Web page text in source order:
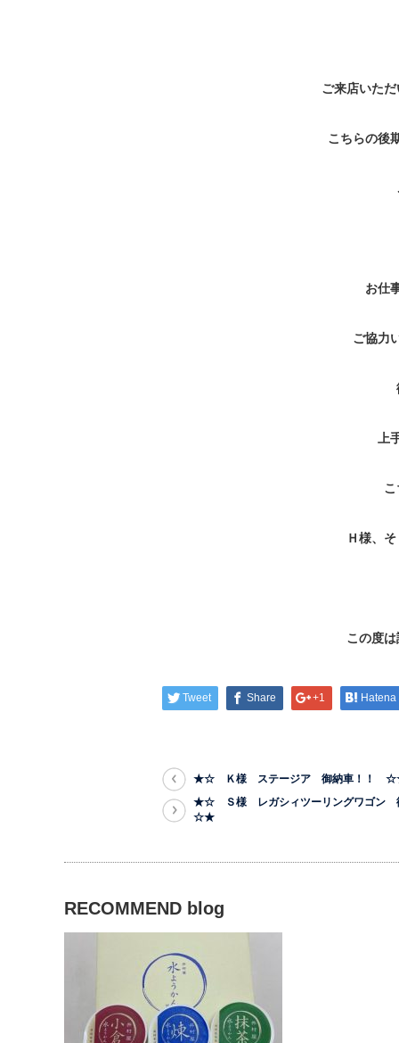
ご来店いた
こちらの後
お仕
ご協力
上
Ｈ様、
この度
Tweet Share +1 Hatena
★☆ Ｋ様 ステージア 御納車！！
★☆ Ｓ様 レガシィツーリングワゴン
☆★
RECOMMEND blog